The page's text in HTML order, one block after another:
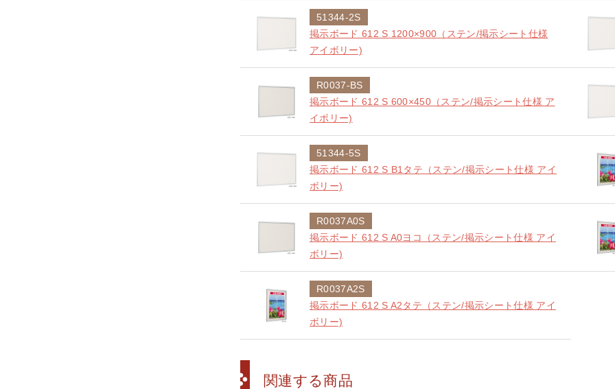
51344-2S
掲示ボード 612 S 1200×900（ステン/掲示シート仕様
アイボリー)
R0037-BS
掲示ボード 612 S 600×450（ステン/掲示シート仕様 ア
イボリー)
51344-5S
掲示ボード 612 S B1タテ（ステン/掲示シート仕様 アイ
ボリー)
R0037A0S
掲示ボード 612 S A0ヨコ（ステン/掲示シート仕様 アイ
ボリー)
R0037A2S
掲示ボード 612 S A2タテ（ステン/掲示シート仕様 アイ
ボリー)
関連する商品